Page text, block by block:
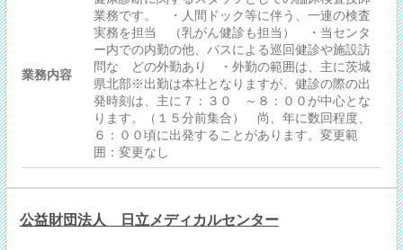
業務内容
業務です。 ・人間ドック等に伴う、一連の検査
実務を担当 （乳がん健診も担当） ・当センタ
ー内での内勤の他、バスによる巡回健診や施設訪
問な どの外勤あり ・外勤の範囲は、主に茨城
県北部※出勤は本社となりますが、健診の際の出
発時刻は、主に７：３０ ～８：００が中心とな
ります。（１５分前集合） 尚、年に数回程度、
６：００頃に出発することがあります。変更範
囲：変更なし
公益財団法人 日立メディカルセンター